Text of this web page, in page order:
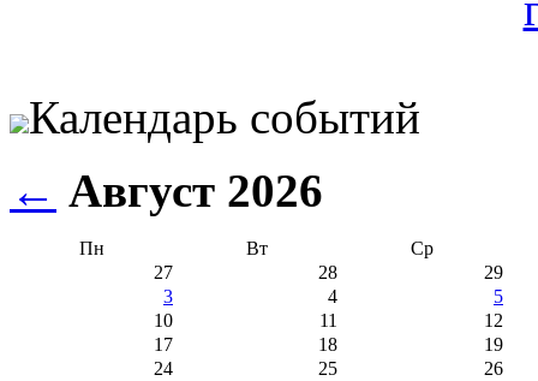
Календарь событий
← Август 2026
Пн Вт
Ср
27
28
29
3
4
5
10
11
12
17
18
19
24
25
26